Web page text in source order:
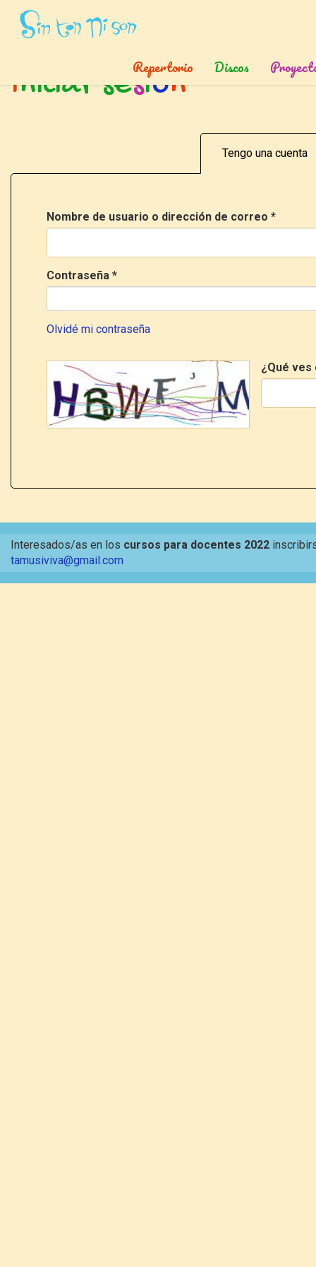
Repertorio Discos
Inicio » Ingresar
Iniciarsesión
Tengo una cuenta
Nombre de usuario o dirección de correo *
Contraseña *
Olvidé mi contraseña
¿Qué
Interesados/as en los cursos para docentes 2022
tamusiviva@gmail.com